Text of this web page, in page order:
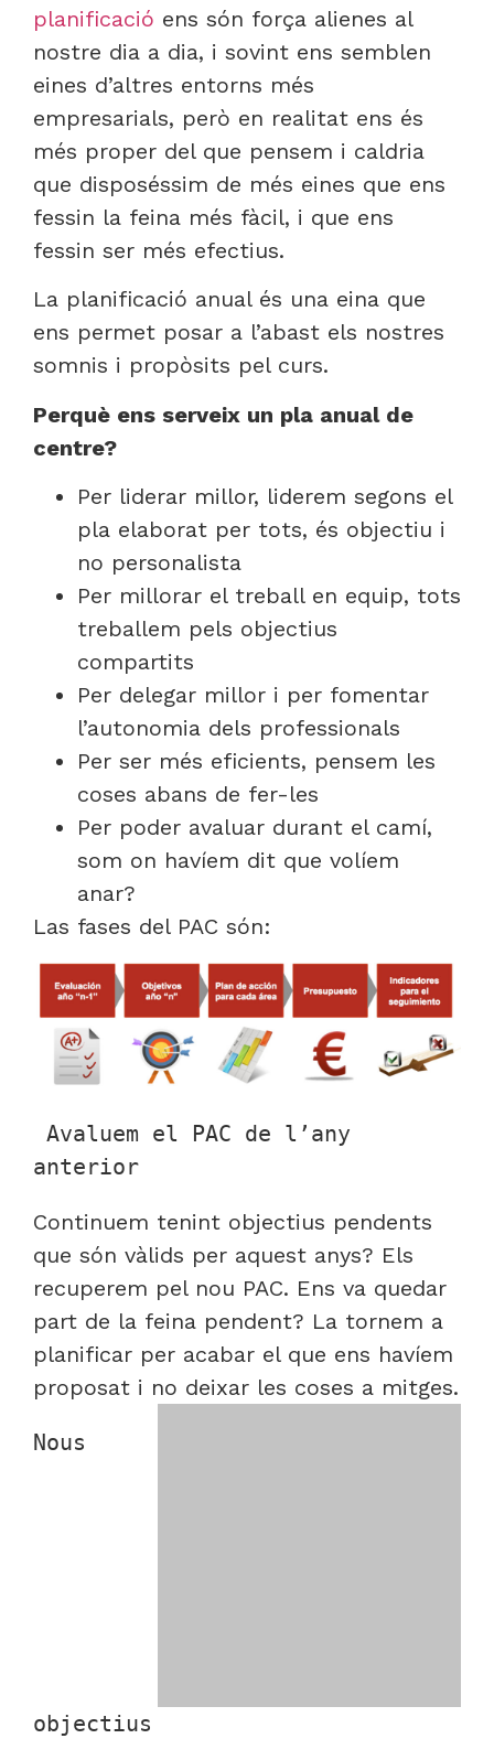
planificació ens són força alienes al
nostre dia a dia, i sovint ens semblen
eines d’altres entorns més
empresarials, però en realitat ens és
més proper del que pensem i caldria
que disposéssim de més eines que ens
fessin la feina més fàcil, i que ens
fessin ser més efectius.
La planificació anual és una eina que
ens permet posar a l’abast els nostres
somnis i propòsits pel curs.
Perquè ens serveix un pla anual de
centre?
Per liderar millor, liderem segons el
pla elaborat per tots, és objectiu i
no personalista
Per millorar el treball en equip, tots
treballem pels objectius
compartits
Per delegar millor i per fomentar
l’autonomia dels professionals
Per ser més eficients, pensem les
coses abans de fer-les
Per poder avaluar durant el camí,
som on havíem dit que volíem
anar?
Las fases del PAC són:
Avaluem el PAC de l’any
anterior
Continuem tenint objectius pendents
que són vàlids per aquest anys? Els
recuperem pel nou PAC. Ens va quedar
part de la feina pendent? La tornem a
planificar per acabar el que ens havíem
proposat i no deixar les coses a mitges.
Nous
objectius